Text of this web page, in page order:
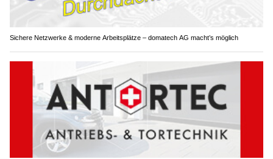
Sichere Netzwerke & moderne Arbeitsplätze – domatech AG macht’s möglich